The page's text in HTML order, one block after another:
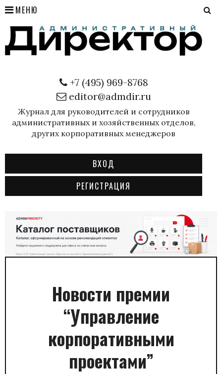
МЕНЮ
+7 (495) 969-8768
editor@admdir.ru
Журнал для руководителей и сотрудников
административных и хозяйственных отделов,
других корпоративных менеджеров
ВХОД
РЕГИСТРАЦИЯ
Новости премии
“Управление
корпоративными
проектами”